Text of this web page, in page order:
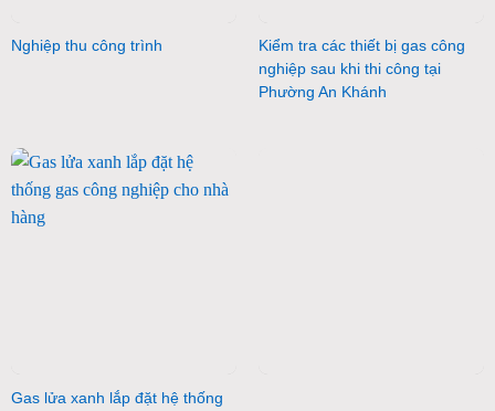
Nghiệp thu công trình
Kiểm tra các thiết bị gas công
nghiệp sau khi thi công tại
Phường An Khánh
Gas lửa xanh lắp đặt hệ thống